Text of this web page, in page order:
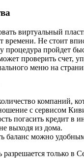
виртуальный
времени. Не стоит
процедура пройдет
проверить счет,
меню на
компаний,
с сервисом
погасить кредит в
выходя из дома.
баланс можно
разрешается только в